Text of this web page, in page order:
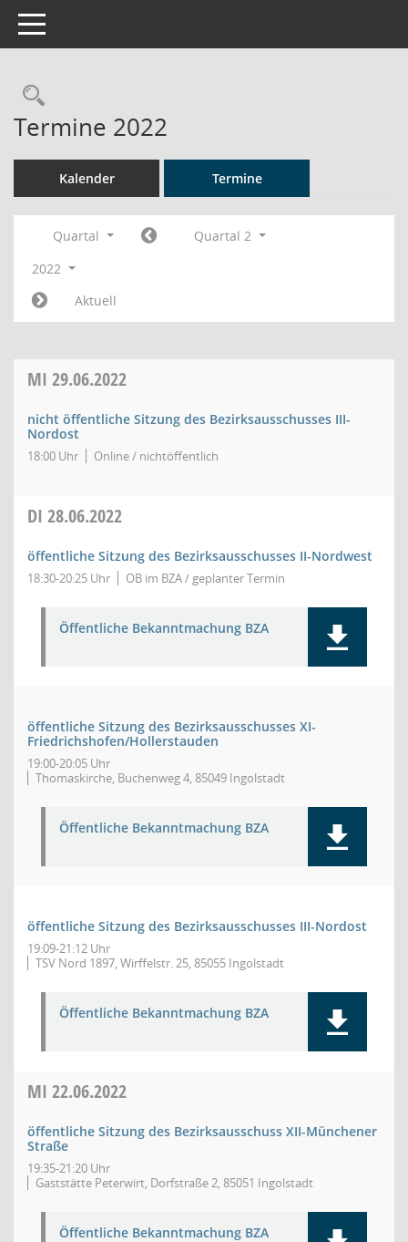
Toggle navigation
Rechercheauswahl
Termine 2022
Kalender Termine
Quartal
Quartal 2
2022
Aktuell
MI 29.06.2022
nicht öffentliche Sitzung des Bezirksausschusses III-
Nordost
18:00 Uhr Online / nichtöffentlich
DI 28.06.2022
öffentliche Sitzung des Bezirksausschusses II-Nordwest
18:30-20:25 Uhr OB im BZA / geplanter Termin
Öffentliche Bekanntmachung BZA
öffentliche Sitzung des Bezirksausschusses XI-
Friedrichshofen/Hollerstauden
19:00-20:05 Uhr
Thomaskirche, Buchenweg 4, 85049 Ingolstadt
Öffentliche Bekanntmachung BZA
öffentliche Sitzung des Bezirksausschusses III-Nordost
19:09-21:12 Uhr
TSV Nord 1897, Wirffelstr. 25, 85055 Ingolstadt
Öffentliche Bekanntmachung BZA
MI 22.06.2022
öffentliche Sitzung des Bezirksausschuss XII-Münchener
Straße
19:35-21:20 Uhr
Gaststätte Peterwirt, Dorfstraße 2, 85051 Ingolstadt
Öffentliche Bekanntmachung BZA